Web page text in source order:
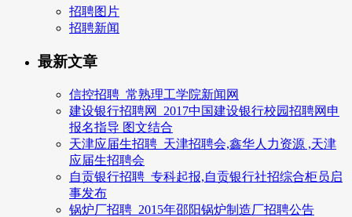
招聘图片
招聘新闻
最新文章
信控招聘_常熟理工学院新闻网
建设银行招聘网_2017中国建设银行校园招聘网申
报名指导 图文结合
天津应届生招聘_天津招聘会,鑫华人力资源 ,天津
应届生招聘会
自贡银行招聘_专科起报,自贡银行社招综合柜员启
事发布
锅炉厂招聘_2015年邵阳锅炉制造厂招聘公告